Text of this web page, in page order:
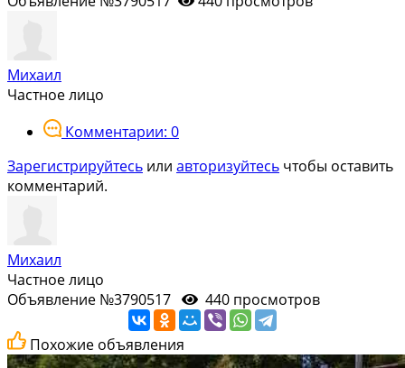
Михаил
Частное лицо
Комментарии: 0
Зарегистрируйтесь или авторизуйтесь чтобы оставить
комментарий.
Михаил
Частное лицо
Объявление №3790517
440 просмотров
Похожие объявления